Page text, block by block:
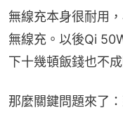
無線充本身很耐用
無線充。以後Qi
下十幾頓飯錢也不成
那麼關鍵問題來了